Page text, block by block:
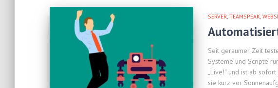
SERVER TEAMSPEAK
Seit geraumer Zeit
Systeme und Scripte
„Live!“ und ist ab
sie kurz vor